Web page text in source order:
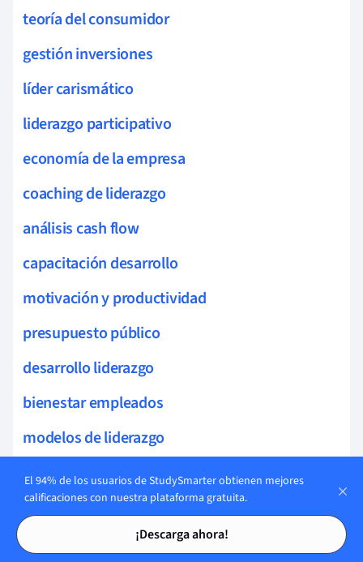
Tarjetas de estudio
Tarjetas de estudio
teoría del consumidor
gestión inversiones
líder carismático
liderazgo participativo
economía de la empresa
coaching de liderazgo
análisis cash flow
capacitación desarrollo
motivación y productividad
presupuesto público
desarrollo liderazgo
bienestar empleados
modelos de liderazgo
desarrollo económico
políticas empresa
eficiencia de mercado
El 94% de los usuarios de StudySmarter obtienen mejores
calificaciones con nuestra plataforma gratuita.
¡Descarga ahora!